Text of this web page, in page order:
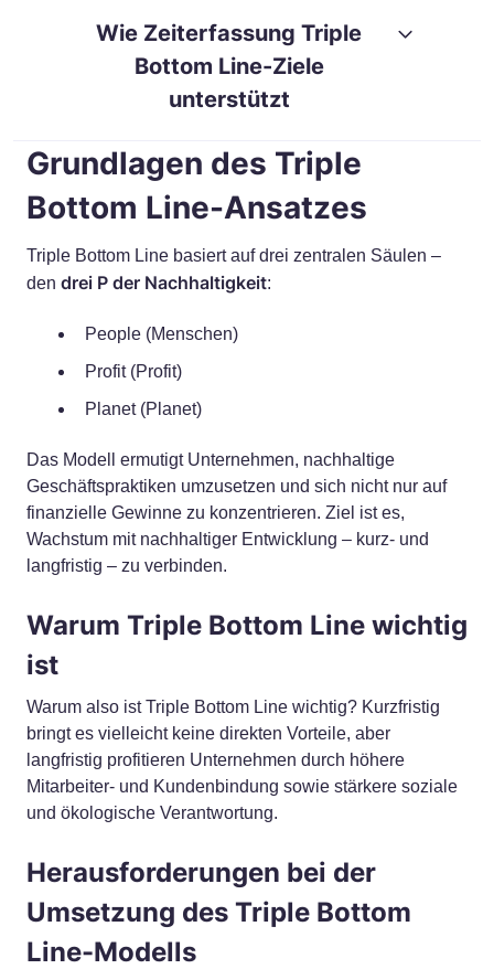
Wie Zeiterfassung Triple
Bottom Line-Ziele
unterstützt
Grundlagen des Triple
Bottom Line-Ansatzes
Triple Bottom Line basiert auf drei zentralen Säulen –
den drei P der Nachhaltigkeit:
People (Menschen)
Profit (Profit)
Planet (Planet)
Das Modell ermutigt Unternehmen, nachhaltige
Geschäftspraktiken umzusetzen und sich nicht nur auf
finanzielle Gewinne zu konzentrieren. Ziel ist es,
Wachstum mit nachhaltiger Entwicklung – kurz- und
langfristig – zu verbinden.
Warum Triple Bottom Line wichtig
ist
Warum also ist Triple Bottom Line wichtig? Kurzfristig
bringt es vielleicht keine direkten Vorteile, aber
langfristig profitieren Unternehmen durch höhere
Mitarbeiter- und Kundenbindung sowie stärkere soziale
und ökologische Verantwortung.
Herausforderungen bei der
Umsetzung des Triple Bottom
Line-Modells